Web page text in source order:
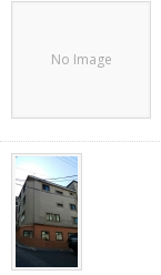
No Image